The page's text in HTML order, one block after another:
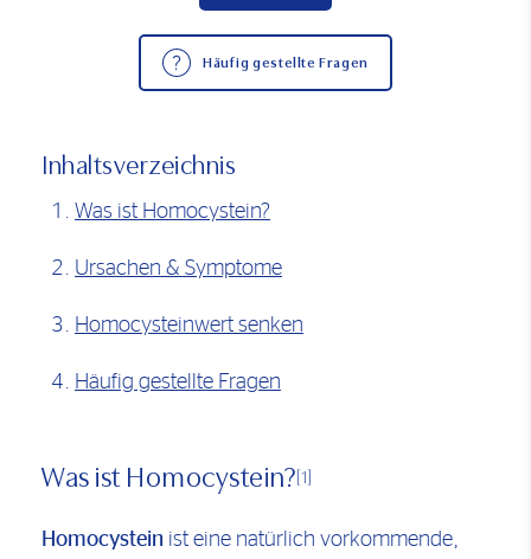
Häufig gestellte Fragen
Inhaltsverzeichnis
Was ist Homocystein?
Ursachen & Symptome
Homocysteinwert senken
Häufig gestellte Fragen
Was ist Homocystein?[1]
Homocystein ist eine natürlich vorkommende,